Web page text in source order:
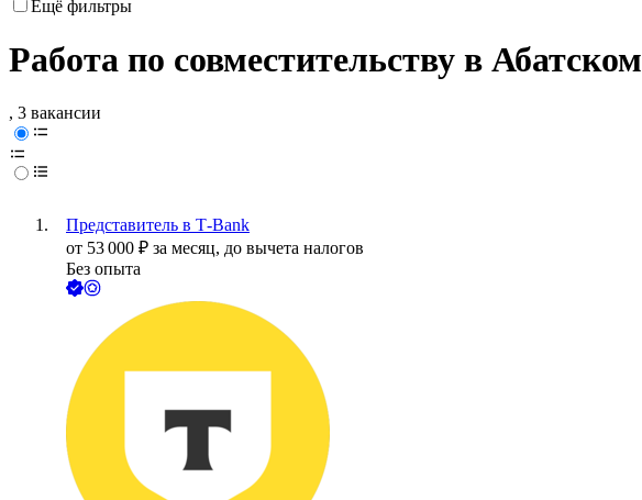
Ещё фильтры
Работа по совместительству в Абатском
, 3 вакансии
Представитель в Т-Bank
от 53 000 ₽ за месяц, до вычета налогов
Без опыта